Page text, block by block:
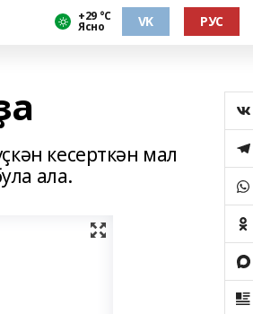
+29 °С
Ясно VK РУС
кесерткән мал
ала.